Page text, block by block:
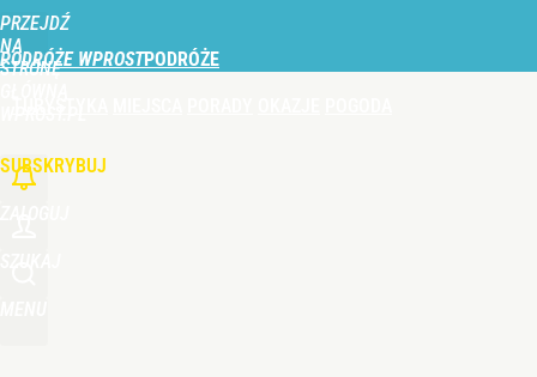
PRZEJDŹ
NA
STRONĘ
PODRÓŻE WPROST
SUBSKRYBUJ